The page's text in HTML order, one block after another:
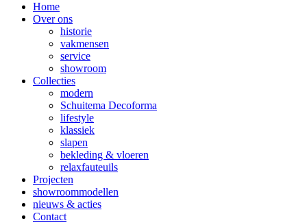
Home
Over ons
historie
vakmensen
service
showroom
Collecties
modern
Schuitema Decoforma
lifestyle
klassiek
slapen
bekleding & vloeren
relaxfauteuils
Projecten
showroommodellen
nieuws & acties
Contact